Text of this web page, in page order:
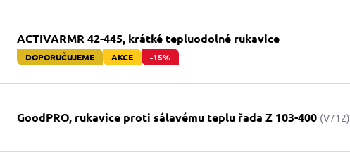
ACTIVARMR 42-445, krátké tepluodolné rukavice
DOPORUČUJEME AKCE -15%
GoodPRO, rukavice proti sálavému teplu řada Z 103-400 (V712)